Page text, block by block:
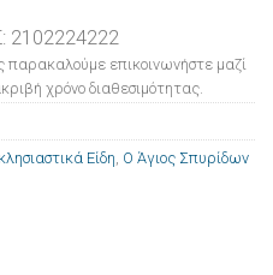
2102224222
επικοινωνήστε μαζί
χρόνο διαθεσιμότητας.
Είδη Ο Άγιος Σπυρίδων